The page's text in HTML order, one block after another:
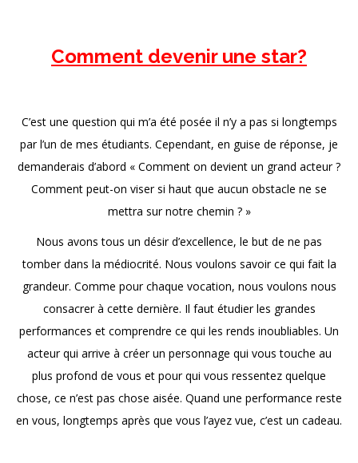
Comment devenir une star?
C’est une question qui m’a été posée il n’y a pas si longtemps
par l’un de mes étudiants. Cependant, en guise de réponse, je
demanderais d’abord « Comment on devient un grand acteur ?
Comment peut-on viser si haut que aucun obstacle ne se
mettra sur notre chemin ? »
Nous avons tous un désir d’excellence, le but de ne pas
tomber dans la médiocrité. Nous voulons savoir ce qui fait la
grandeur. Comme pour chaque vocation, nous voulons nous
consacrer à cette dernière. Il faut étudier les grandes
performances et comprendre ce qui les rends inoubliables. Un
acteur qui arrive à créer un personnage qui vous touche au
plus profond de vous et pour qui vous ressentez quelque
chose, ce n’est pas chose aisée. Quand une performance reste
en vous, longtemps après que vous l’ayez vue, c’est un cadeau.